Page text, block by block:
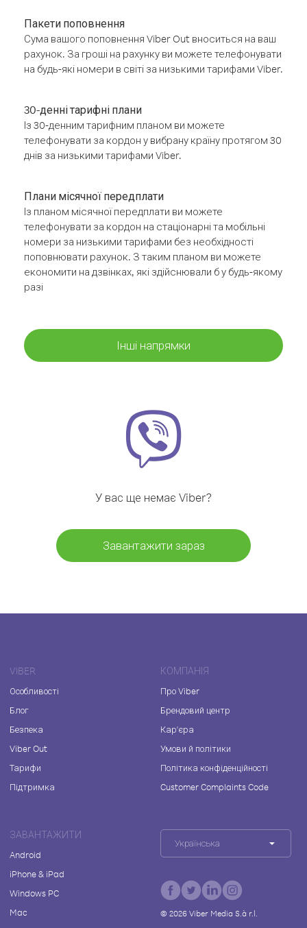
Пакети поповнення
Сума вашого поповнення Viber Out вноситься на ваш
рахунок. За гроші на рахунку ви можете телефонувати
на будь-які номери в світі за низькими тарифами Viber.
30-денні тарифні плани
Із 30-денним тарифним планом ви можете
телефонувати за кордон у вибрану країну протягом 30
днів за низькими тарифами Viber.
Плани місячної передплати
Із планом місячної передплати ви можете
телефонувати за кордон на стаціонарні та мобільні
номери за низькими тарифами без необхідності
поповнювати рахунок. З таким планом ви можете
економити на дзвінках, які здійснювали б у будь-якому
разі
Інші напрямки
У вас ще немає Viber?
Завантажити зараз
VIBER
Особливості
Блог
Безпека
Viber Out
Тарифи
Підтримка
КОМПАНІЯ
Про Viber
Брендовий центр
Кар'єра
Умови й політики
Політика конфіденційності
Customer Complaints Code
ЗАВАНТАЖИТИ
Android
iPhone & iPad
Windows PC
Mac
Українська
© 2026Viber Media S.à r.l.